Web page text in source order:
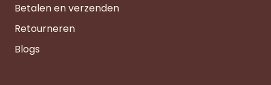
Betalen en verzenden
Retourneren
Blogs